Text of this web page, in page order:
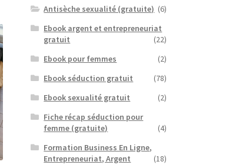
Antisèche sexualité (gratuite) (6)
Ebook argent et entrepreneuriat
gratuit
(22)
Ebook pour femmes
(2)
Ebook séduction gratuit
(78)
Ebook sexualité gratuit
(2)
Fiche récap séduction pour
femme (gratuite)
(4)
Formation Business En Ligne,
Entrepreneuriat, Argent
(18)